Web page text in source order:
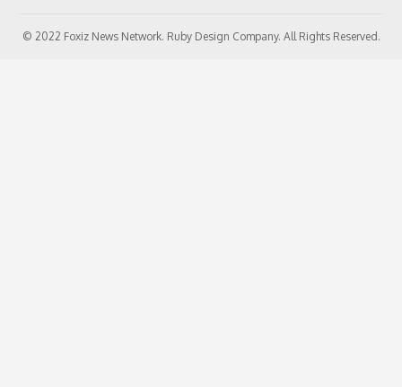
© 2022 Foxiz News Network. Ruby Design Company. All Rights Reserved.